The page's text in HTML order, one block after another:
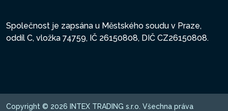
Společnost je zapsána u Městského soudu v Praze,
oddíl C, vložka 74759, IČ 26150808, DIČ CZ26150808.
Copyright © 2026 INTEX TRADING s.r.o. Všechna práva